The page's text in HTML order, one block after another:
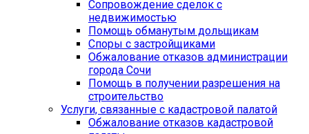
Сопровождение сделок с
недвижимостью
Помощь обманутым дольщикам
Споры с застройщиками
Обжалование отказов администрации
города Сочи
Помощь в получении разрешения на
строительство
Услуги, связанные с кадастровой палатой
Обжалование отказов кадастровой